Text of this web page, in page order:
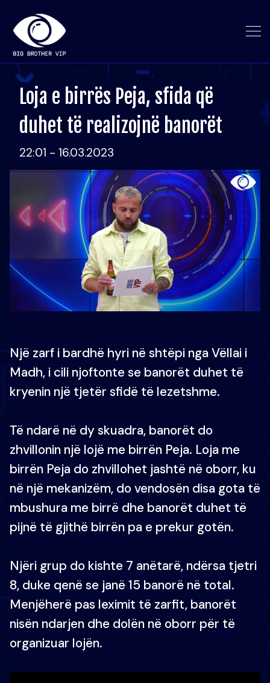
Loja e birrës Peja, sfida që
duhet të realizojnë banorët
22:01 - 16.03.2023
Një zarf i bardhë hyri në shtëpi nga Vëllai i
Madh, i cili njoftonte se banorët duhet të
kryenin një tjetër sfidë të lezetshme.
Të ndarë në dy skuadra, banorët do
zhvillonin një lojë me birrën Peja. Loja me
birrën Peja do zhvillohet jashtë në oborr, ku
në një mekanizëm, do vendosën disa gota të
mbushura me birrë dhe banorët duhet të
pijnë të gjithë birrën pa e prekur gotën.
Njëri grup do kishte 7 anëtarë, ndërsa tjetri
8, duke qenë se janë 15 banorë në total.
Menjëherë pas leximit të zarfit, banorët
nisën ndarjen dhe dolën në oborr për të
organizuar lojën.